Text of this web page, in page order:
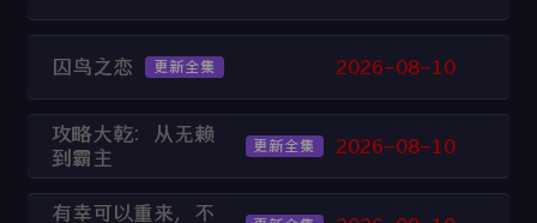
囚鸟之恋 更新全集 2026-08-10
攻略大乾：从无赖
到霸主
更新全集 2026-08-10
有幸可以重来，不